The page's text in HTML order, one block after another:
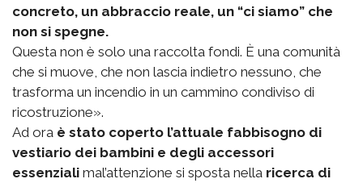
concreto, un abbraccio reale, un “ci siamo” che
non si spegne.
Questa non è solo una raccolta fondi. È una comunità
che si muove, che non lascia indietro nessuno, che
trasforma un incendio in un cammino condiviso di
ricostruzione».
Ad ora è stato coperto l’attuale fabbisogno di
vestiario dei bambini e degli accessori
essenziali mal’attenzione si sposta nella ricerca di